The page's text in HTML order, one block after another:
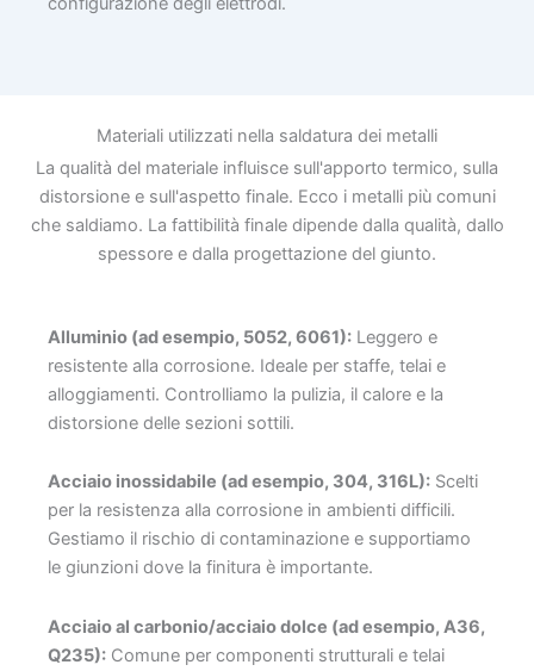
Materiali utilizzati nella saldatura dei metalli
La qualità del materiale influisce sull'apporto termico, sulla
distorsione e sull'aspetto finale. Ecco i metalli più comuni
che saldiamo. La fattibilità finale dipende dalla qualità, dallo
spessore e dalla progettazione del giunto.
Alluminio (ad esempio, 5052, 6061): Leggero e
resistente alla corrosione. Ideale per staffe, telai e
alloggiamenti. Controlliamo la pulizia, il calore e la
distorsione delle sezioni sottili.
Acciaio inossidabile (ad esempio, 304, 316L): Scelti
per la resistenza alla corrosione in ambienti difficili.
Gestiamo il rischio di contaminazione e supportiamo
le giunzioni dove la finitura è importante.
Acciaio al carbonio/acciaio dolce (ad esempio, A36,
Q235): Comune per componenti strutturali e telai